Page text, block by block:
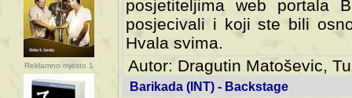
Reklamno mjesto 1
posjetiteljima web portala
posjecivali i koji ste bili
Hvala svima.
Autor: Dragutin Matoševic,
Barikada (INT) - Backstage